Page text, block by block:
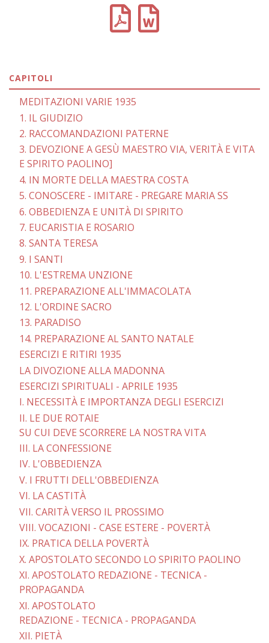
CAPITOLI
MEDITAZIONI VARIE 1935
1. IL GIUDIZIO
2. RACCOMANDAZIONI PATERNE
3. DEVOZIONE A GESÙ MAESTRO VIA, VERITÀ E VITA
E SPIRITO PAOLINO]
4. IN MORTE DELLA MAESTRA COSTA
5. CONOSCERE - IMITARE - PREGARE MARIA SS
6. OBBEDIENZA E UNITÀ DI SPIRITO
7. EUCARISTIA E ROSARIO
8. SANTA TERESA
9. I SANTI
10. L'ESTREMA UNZIONE
11. PREPARAZIONE ALL'IMMACOLATA
12. L'ORDINE SACRO
13. PARADISO
14. PREPARAZIONE AL SANTO NATALE
ESERCIZI E RITIRI 1935
LA DIVOZIONE ALLA MADONNA
ESERCIZI SPIRITUALI - APRILE 1935
I. NECESSITÀ E IMPORTANZA DEGLI ESERCIZI
II. LE DUE ROTAIE
SU CUI DEVE SCORRERE LA NOSTRA VITA
III. LA CONFESSIONE
IV. L'OBBEDIENZA
V. I FRUTTI DELL'OBBEDIENZA
VI. LA CASTITÀ
VII. CARITÀ VERSO IL PROSSIMO
VIII. VOCAZIONI - CASE ESTERE - POVERTÀ
IX. PRATICA DELLA POVERTÀ
X. APOSTOLATO SECONDO LO SPIRITO PAOLINO
XI. APOSTOLATO REDAZIONE - TECNICA -
PROPAGANDA
XI. APOSTOLATO
REDAZIONE - TECNICA - PROPAGANDA
XII. PIETÀ